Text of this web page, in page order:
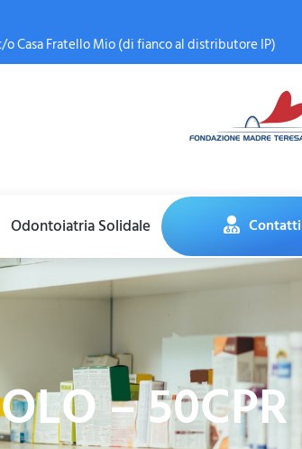
o Casa Fratello Mio (di fianco al distributore IP)
Odontoiatria Solidale Contatti
– 50CPR